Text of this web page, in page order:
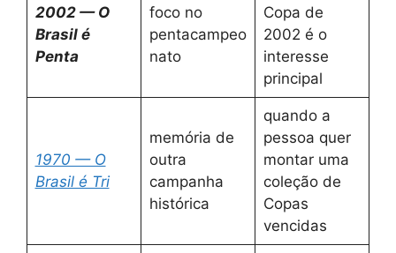
2002 — O
Brasil é
Penta
foco no
pentacampeo
nato
Copa de
2002 é o
interesse
principal
1970 — O
Brasil é Tri
memória de
outra
campanha
histórica
quando a
pessoa quer
montar uma
coleção de
Copas
vencidas